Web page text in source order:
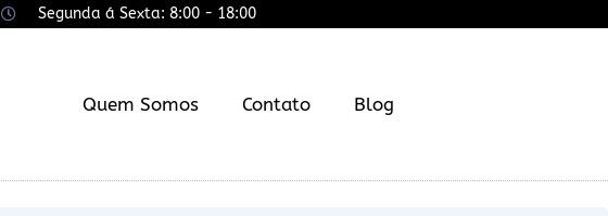
Segunda á Sexta: 8:00 - 18:00
Quem Somos Contato Blog